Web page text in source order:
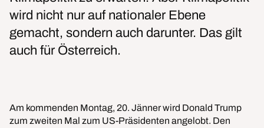
wird nicht nur auf nationaler Ebene
gemacht, sondern auch darunter. Das gilt
auch für Österreich.
Am kommenden Montag, 20. Jänner wird Donald Trump
zum zweiten Mal zum US-Präsidenten angelobt. Den